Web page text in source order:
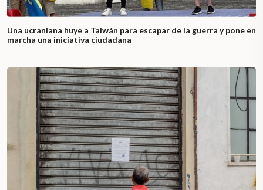
Una ucraniana huye a Taiwán para escapar de la guerra y pone en
marcha una iniciativa ciudadana